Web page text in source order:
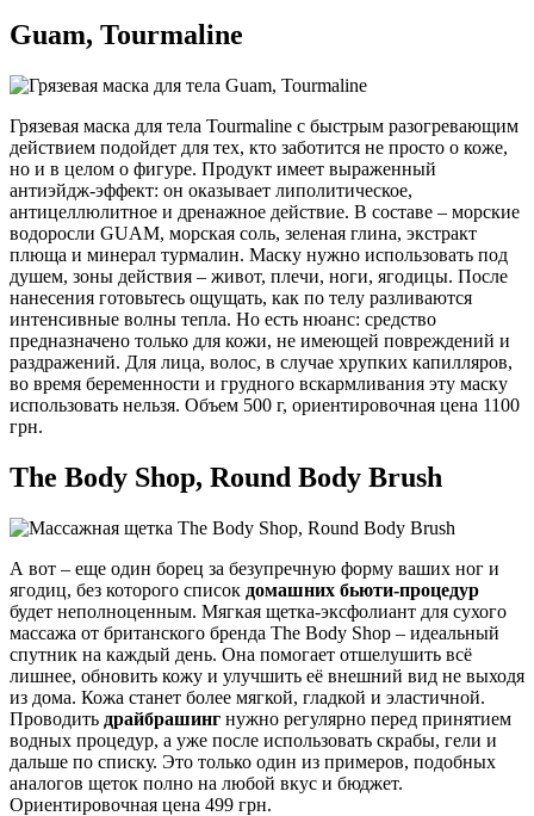
Guam, Tourmaline
Грязевая маска для тела Tourmaline с быстрым разогревающим
действием подойдет для тех, кто заботится не просто о коже,
но и в целом о фигуре. Продукт имеет выраженный
антиэйдж-эффект: он оказывает липолитическое,
антицеллюлитное и дренажное действие. В составе – морские
водоросли GUAM, морская соль, зеленая глина, экстракт
плюща и минерал турмалин. Маску нужно использовать под
душем, зоны действия – живот, плечи, ноги, ягодицы. После
нанесения готовьтесь ощущать, как по телу разливаются
интенсивные волны тепла. Но есть нюанс: средство
предназначено только для кожи, не имеющей повреждений и
раздражений. Для лица, волос, в случае хрупких капилляров,
во время беременности и грудного вскармливания эту маску
использовать нельзя. Объем 500 г, ориентировочная цена 1100
грн.
The Body Shop, Round Body Brush
А вот – еще один борец за безупречную форму ваших ног и
ягодиц, без которого список домашних бьюти-процедур
будет неполноценным. Мягкая щетка-эксфолиант для сухого
массажа от британского бренда The Body Shop – идеальный
спутник на каждый день. Она помогает отшелушить всё
лишнее, обновить кожу и улучшить её внешний вид не выходя
из дома. Кожа станет более мягкой, гладкой и эластичной.
Проводить драйбрашинг нужно регулярно перед принятием
водных процедур, а уже после использовать скрабы, гели и
дальше по списку. Это только один из примеров, подобных
аналогов щеток полно на любой вкус и бюджет.
Ориентировочная цена 499 грн.